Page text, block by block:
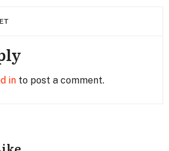
in to post a comment.